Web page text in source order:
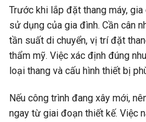
Trước khi lắp đặt thang máy,
sử dụng của gia đình. Cần cân
tần suất di chuyển, vị trí đặt
thẩm mỹ. Việc xác định đúng
loại thang và cấu hình thiết bị
Nếu công trình đang xây mới,
ngay từ giai đoạn thiết kế. Việc